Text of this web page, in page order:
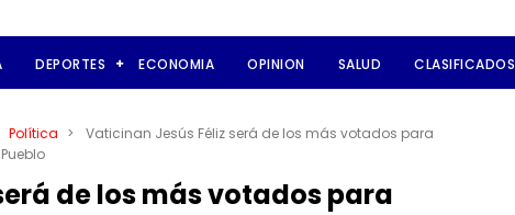
DEPORTES ECONOMIA OPINION SALUD CLASIFICADOS
Política >
Vaticinan Jesús Féliz será de los más votados para
de los más votados para